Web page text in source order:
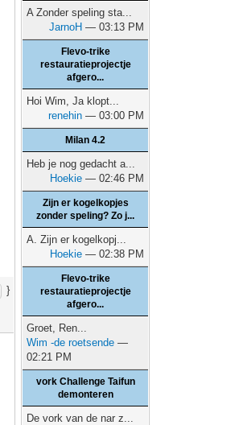
}
A Zonder speling sta...
JarnoH — 03:13 PM
Flevo-trike
restauratieprojectje
afgero...
Hoi Wim, Ja klopt...
renehin — 03:00 PM
Milan 4.2
Heb je nog gedacht a...
Hoekie — 02:46 PM
Zijn er kogelkopjes
zonder speling? Zo j...
A. Zijn er kogelkopj...
Hoekie — 02:38 PM
Flevo-trike
restauratieprojectje
afgero...
Groet, Ren...
Wim -de roetsende —
02:21 PM
vork Challenge Taifun
demonteren
De vork van de nar z...